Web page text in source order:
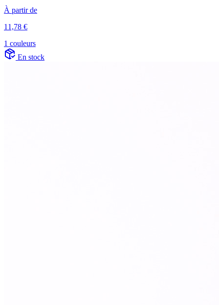
À partir de
11,78 €
1 couleurs
En stock